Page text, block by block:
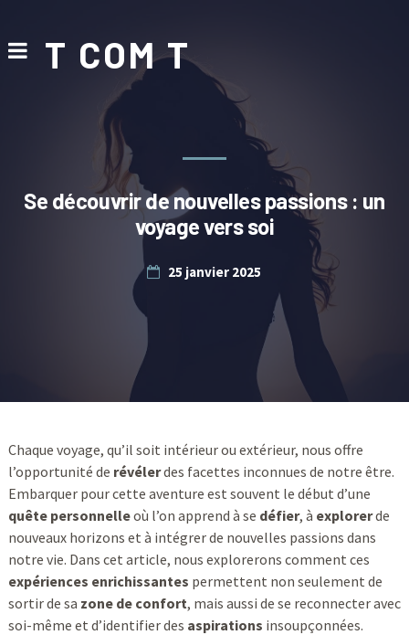
T COM T
Se découvrir de nouvelles passions : un
voyage vers soi
25 janvier 2025
Chaque voyage, qu’il soit intérieur ou extérieur, nous offre
l’opportunité de révélerdes facettes inconnues de notre être.
Embarquer pour cette aventure est souvent le début d’une
quête personnelleoù l’on apprend à se défier, à explorerde
nouveaux horizons et à intégrer de nouvelles passions dans
notre vie. Dans cet article, nous explorerons comment ces
expériences enrichissantes permettent non seulement de
sortir de sa zone de confort, mais aussi de se reconnecter avec
soi-même et d’identifier des aspirations insoupçonnées.